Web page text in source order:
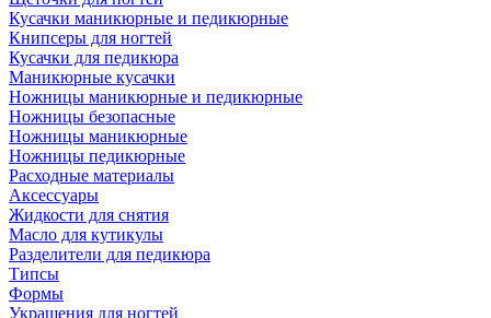
Кусачки маникюрные и педикюрные
Книпсеры для ногтей
Кусачки для педикюра
Маникюрные кусачки
Ножницы маникюрные и педикюрные
Ножницы безопасные
Ножницы маникюрные
Ножницы педикюрные
Расходные материалы
Аксессуары
Жидкости для снятия
Масло для кутикулы
Разделители для педикюра
Типсы
Формы
Украшения для ногтей